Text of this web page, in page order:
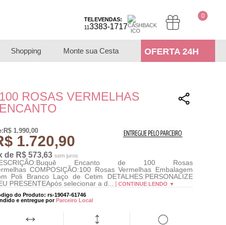
0
TELEVENDAS:
113383-1717
Shopping Monte sua Cesta OFERTA 24H
100 ROSAS VERMELHAS
ENCANTO
1.990,00
1.720,90
de R$ 573,63 sem juros
Encanto de 100 Rosas
COMPOSIÇÃO:100 Rosas Vermelhas Embalagem
Poli Branco Laço de Cetim DETALHES:PERSONALIZE
PRESENTEApós selecionar a d...
CONTINUE LENDO ▼
do Produto: rs-19047-61746
e entregue porParceiro Local